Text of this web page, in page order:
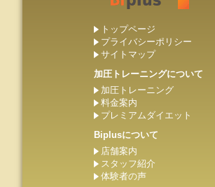
トップページ
プライバシーポリシー
サイトマップ
加圧トレーニングについて
加圧トレーニング
料金案内
プレミアムダイエット
Biplusについて
店舗案内
スタッフ紹介
体験者の声